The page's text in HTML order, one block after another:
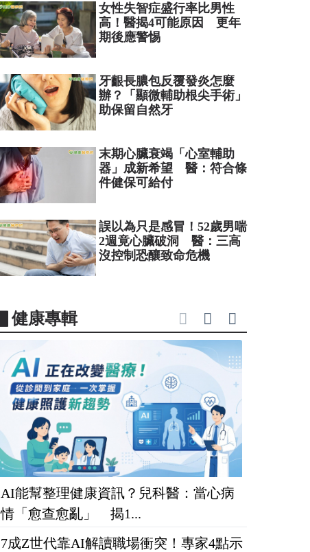
女性失智症盛行率比男性
高！醫揭4可能原因 更年
期後應警惕
牙齦長膿包反覆發炎怎麼
辦？「顯微輔助根尖手術」
助保留自然牙
末期心臟衰竭「心室輔助
器」成新希望 醫：符合條
件健保可給付
誤以為只是感冒！52歲男喘
2週竟心臟破洞 醫：三高
沒控制恐釀致命危機
▋健康專輯
AI能幫整理健康資訊？兒科醫：當心病
情「愈查愈亂」 揭1...
7成Z世代靠AI解讀職場衝突！專家4點示